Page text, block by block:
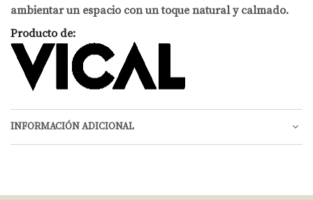
ambientar un espacio con un toque natural y calmado.
Producto de:
INFORMACIÓN ADICIONAL